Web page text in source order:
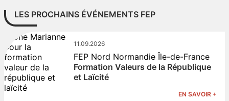
LES PROCHAINS ÉVÉNEMENTS FEP
11.09.2026
FEP Nord Normandie Île-de-France
Formation Valeurs de la République
et Laïcité
EN SAVOIR +